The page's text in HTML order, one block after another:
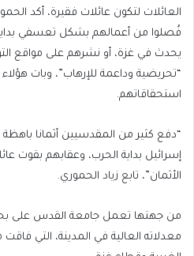
العائلات لتكون عائلات فقيرة، أكد
فُصلوا من أعمالهم بشكل تعسفي
يحدث في غزة، أو نشرهم على مواقع
“تحريضية وداعمة للإرهاب”، وبات
استحقاقاتهم.
“دفع كثير من المقدسيين أثمانا باهظة
إسرائيل بداية الحرب، وعقابهم بقوت
الأثمان”، تابع زياد الحموري.
من جهتها تعمل جامعة القدس على
معدلاته العالية في المدينة، التي